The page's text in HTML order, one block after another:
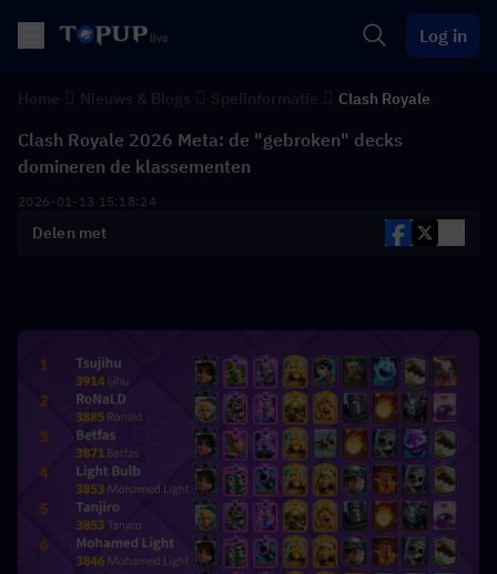
Log in
Clash Royale
Clash Royale 2026 Meta: de "gebroken" decks
domineren de klassementen
2026-01-13 15:18:24
Delen met